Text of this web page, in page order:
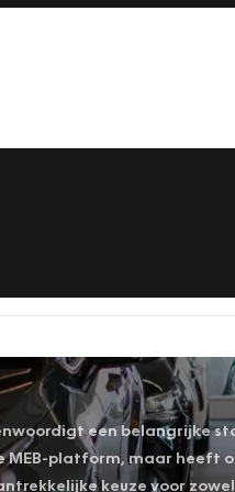
een belangrijke
platform, maar heeft
keuze voor